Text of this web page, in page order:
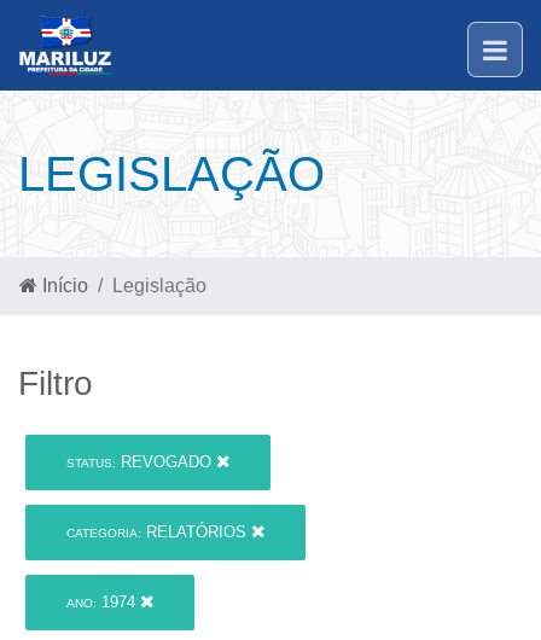
LEGISLAÇÃO
Início Legislação
Filtro
STATUS: REVOGADO
CATEGORIA: RELATÓRIOS
ANO: 1974